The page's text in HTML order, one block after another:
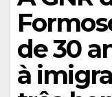
de 30
à